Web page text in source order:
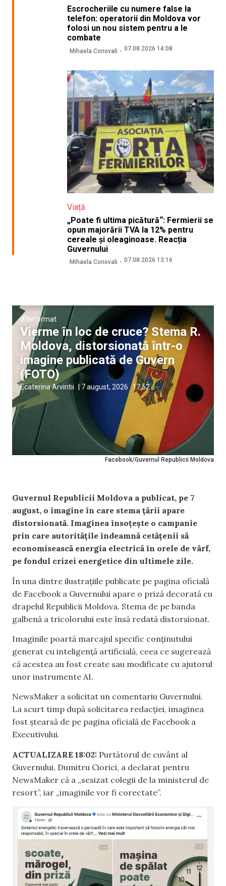
Escrocheriile cu numere false la
telefon: operatorii din Moldova vor
folosi un nou sistem pentru a le
combate
Mihaela Conovali 07.08.2026 14:08
Viață
„Poate fi ultima picătură“: Fermierii se
opun majorării TVA la 12% pentru
cereale și oleaginoase. Reacția
Guvernului
Mihaela Conovali 07.08.2026 13:16
Facebook/Guvernul Republicii Moldova
#Neformat
Vierme în loc de cruce? Stema R.
Moldova, distorsionată într-o
imagine publicată de Guvern
(FOTO)
Ecaterina Arvintii 7 august, 2026 17:52
Guvernul Republicii Moldova a publicat, pe 7
august, o imagine în care stema țării apare
distorsionată. Imaginea însoțește o campanie
prin care autoritățile îndeamnă cetățenii să
economisească energia electrică în orele de vârf,
pe fondul crizei energetice din ultimele zile.
În una dintre ilustrațiile publicate pe pagina oficială
de Facebook a Guvernului apare o priză decorată cu
drapelul Republicii Moldova. Stema de pe banda
galbenă a tricolorului este însă redată distorsionat.
Imaginile poartă marcajul specific conținutului
generat cu inteligență artificială, ceea ce sugerează
că acestea au fost create sau modificate cu ajutorul
unor instrumente AI.
NewsMaker a solicitat un comentariu Guvernului.
La scurt timp după solicitarea redacției, imaginea
fost ștearsă de pe pagina oficială de Facebook a
Executivului.
ACTUALIZARE 18:02: Purtătorul de cuvânt al
Guvernului, Dumitru Ciorici, a declarat pentru
NewsMaker că a „sesizat colegii de la ministerul de
resort”, iar „imaginile vor fi corectate”.